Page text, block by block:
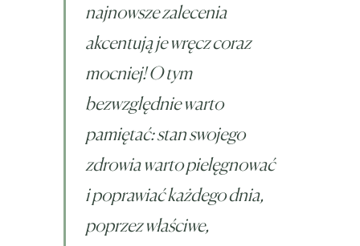
najnowsze zalecenia
akcentują je wręcz coraz
mocniej! O tym
bezwzględnie warto
pamiętać: stan swojego
zdrowia warto pielęgnować
i poprawiać każdego dnia,
poprzez właściwe,